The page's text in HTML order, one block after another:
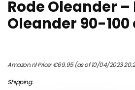
Rode Oleander
Oleander 90-100
Amazon.nl Price:€69.95(as of 10/04/2023
Shipping.